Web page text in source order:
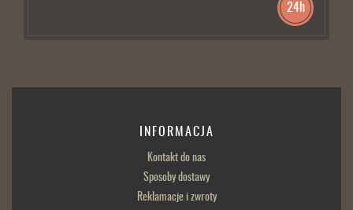
24h
INFORMACJA
Kontakt do nas
Sposoby dostawy
Reklamacje i zwroty